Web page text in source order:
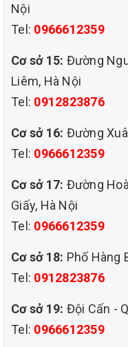
rẻ tại quận tây hồ hà nội
CỦA QHT VIỆT NAM
nghiệp đã được thực hiện
Tại bước này sẽ bao gồm
– Khi thực hiện tháo gỡ
từng phòng, đánh dấu vị
Nội
Tel: 0966612359
Cơ sở 15: Đường
Liêm, Hà Nội
Tel: 0912823876
Cơ sở 16: Đường
Tel: 0966612359
Cơ sở 17: Đường
Giấy, Hà Nội
Tel: 0966612359
Cơ sở 18: Phố Hàng
Tel: 0912823876
Cơ sở 19: Đội Cấn -
Tel: 0966612359